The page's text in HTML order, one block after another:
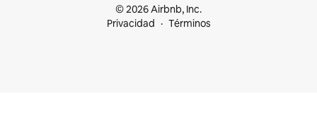
© 2026 Airbnb, Inc.
Privacidad
Términos